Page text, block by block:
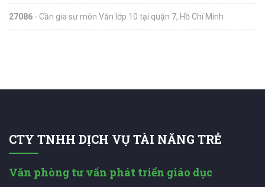
27086 - Cần gia sư môn Văn lớp 10 tại quận 7, Hồ Chí Minh
CTY TNHH DỊCH VỤ TÀI NĂNG TRẺ
Văn phòng tư vấn phát triển giáo dục